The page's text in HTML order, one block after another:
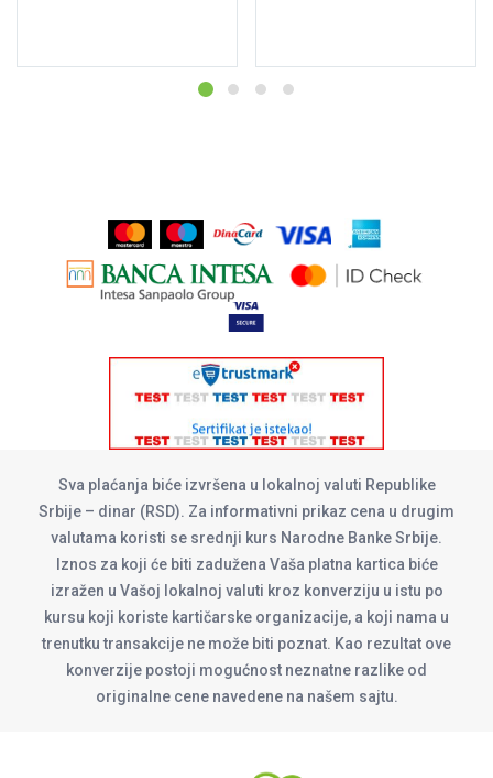
Sva plaćanja biće izvršena u lokalnoj valuti Republike
Srbije – dinar (RSD). Za informativni prikaz cena u drugim
valutama koristi se srednji kurs Narodne Banke Srbije.
Iznos za koji će biti zadužena Vaša platna kartica biće
izražen u Vašoj lokalnoj valuti kroz konverziju u istu po
kursu koji koriste kartičarske organizacije, a koji nama u
trenutku transakcije ne može biti poznat. Kao rezultat ove
konverzije postoji mogućnost neznatne razlike od
originalne cene navedene na našem sajtu.